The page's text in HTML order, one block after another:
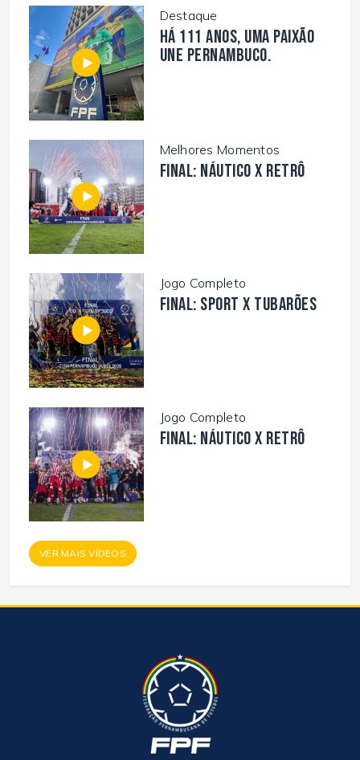
Destaque
Há 111 anos, uma paixão
une Pernambuco.
Melhores Momentos
FINAL: NÁUTICO X RETRÔ
Jogo Completo
FINAL: SPORT X TUBARÕES
Jogo Completo
FINAL: NÁUTICO X RETRÔ
VER MAIS VÍDEOS